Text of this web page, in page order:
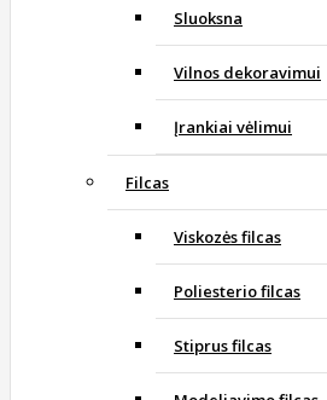
Sluoksna
Vilnos dekoravimui
Įrankiai vėlimui
Filcas
Viskozės filcas
Poliesterio filcas
Stiprus filcas